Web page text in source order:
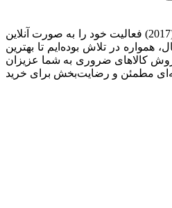
فروشگاه آلینجا از سال 1398 (2017) فعالیت خود را به صورت آنلاین
کرده و در طول این 8 سال، همواره در تلاش بوده‌ایم تا بهترین
کالاهای ضروری به شما عزیزان
مطمئن و رضایت‌بخش برای خرید